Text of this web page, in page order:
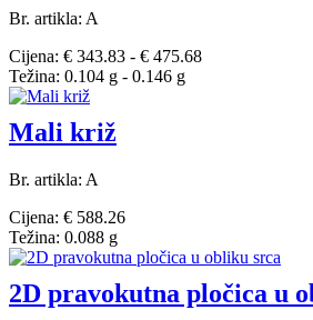
Br. artikla: A
Cijena: € 343.83 - € 475.68
Težina: 0.104 g - 0.146 g
Mali križ
Br. artikla: A
Cijena: € 588.26
Težina: 0.088 g
2D pravokutna pločica u